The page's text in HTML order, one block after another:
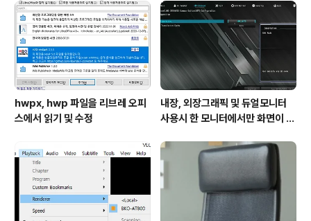
hwpx, hwp 파일을 리브레 오피
스에서 읽기 및 수정
내장, 외장그래픽 및 듀얼모니터
사용시 한 모니터에서만 화면이 나